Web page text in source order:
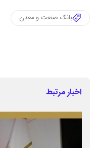
بانک صنعت و معدن
اخبار مرتبط